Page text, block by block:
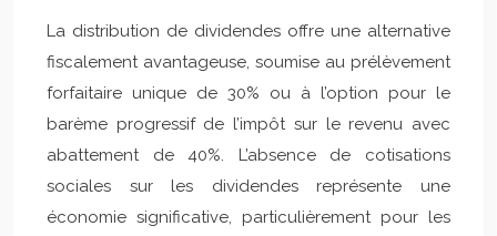
La distribution de dividendes offre une alternative
fiscalement avantageuse, soumise au prélèvement
forfaitaire unique de 30% ou à l’option pour le
barème progressif de l’impôt sur le revenu avec
abattement de 40%. L’absence de cotisations
sociales sur les dividendes représente une
économie significative, particulièrement pour les